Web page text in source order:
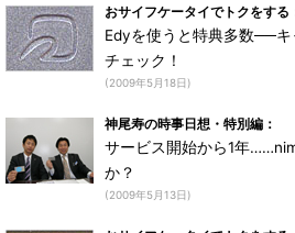
おサイフケータイでトクをする
Edyを使うと特典多数──
チェック！
(2009年5月18日)
神尾寿の時事日想・特別編：
サービス開始から1年
か？
(2009年5月13日)